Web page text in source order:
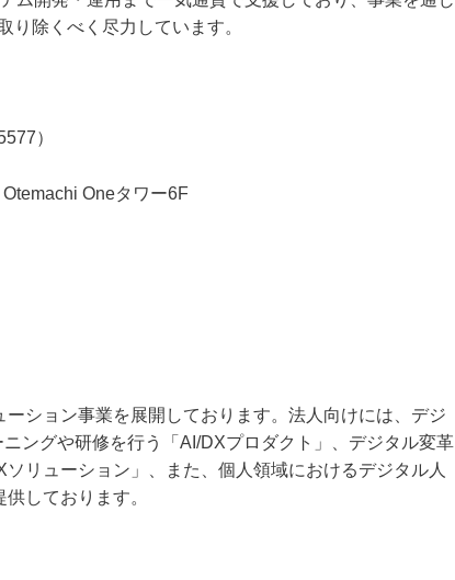
り除くべく尽力しています。
）
Oneタワー6F
ション事業を展開しております。法人向けには、デジ
ングや研修を行う「AI/DXプロダクト」、デジタル変革
リューション」、また、個人領域におけるデジタル人
しております。